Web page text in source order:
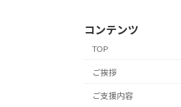
コンテンツ
TOP
ご挨拶
ご支援内容